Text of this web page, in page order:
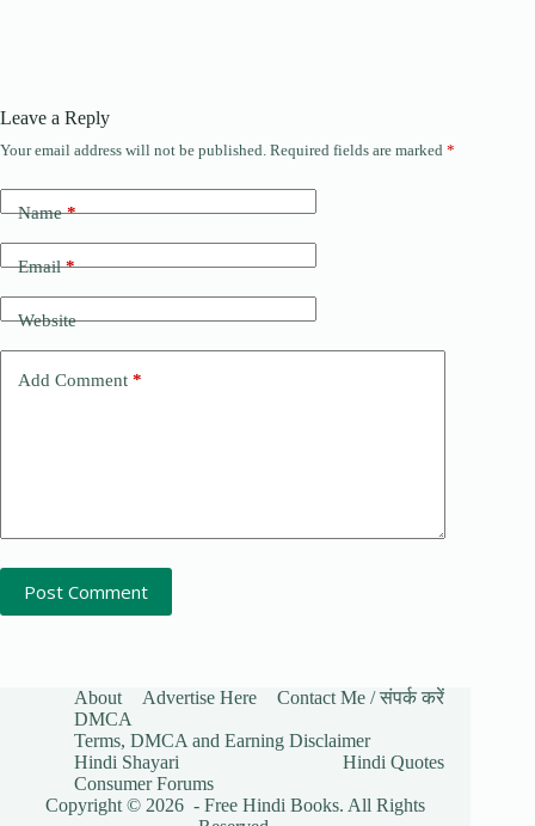
Leave a Reply
Your email address will not be published. Required fields are marked *
Name*
Email*
Website
Add Comment *
Post Comment
About Advertise Here
Contact Me / संपर्क करें
DMCA
Terms, DMCA and Earning Disclaimer
Hindi Shayari
Hindi Quotes
Consumer Forums
Copyright © 2026 - Free Hindi Books. All Rights